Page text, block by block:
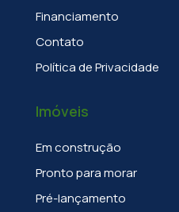
Financiamento
Contato
Política de Privacidade
Imóveis
Em construção
Pronto para morar
Pré-lançamento